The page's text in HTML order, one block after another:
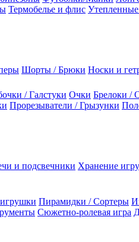
Термобелье и флис
Шорты / Брюки Носки и
/ Галстуки Очки Брелоки /
Прорезыватели / Грызунки
и подсвечники Хранение
Пирамидки / Сортеры
Сюжетно-ролевая игра